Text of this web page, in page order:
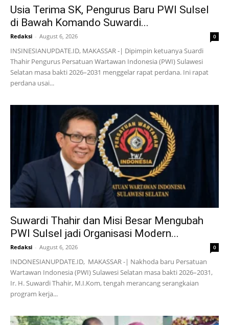
Usia Terima SK, Pengurus Baru PWI Sulsel
di Bawah Komando Suwardi...
Redaksi - August 6, 2026 0
INSINESIANUPDATE.ID, MAKASSAR -| Dipimpin ketuanya Suardi
Thahir Pengurus Persatuan Wartawan Indonesia (PWI) Sulawesi
Selatan masa bakti 2026–2031 menggelar rapat perdana. Ini rapat
perdana usai...
Suwardi Thahir dan Misi Besar Mengubah
PWI Sulsel jadi Organisasi Modern...
Redaksi - August 6, 2026 0
INDONESIANUPDATE.ID, MAKASSAR -| Nakhoda baru Persatuan
Wartawan Indonesia (PWI) Sulawesi Selatan masa bakti 2026–2031,
Ir. H. Suwardi Thahir, M.I.Kom, tengah merancang serangkaian
program kerja...